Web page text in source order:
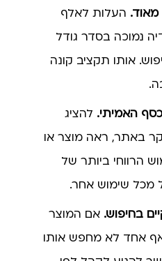
העלות לאלף
נמוכה בסדר גודל
אותו תקציב קונה
האמיתי. להציג
באתר, ראה מוצר או
הרווחי ביותר של
מכל שימוש אחר.
בחיפוש. אם המוצר
אחד לא מחפש אותו